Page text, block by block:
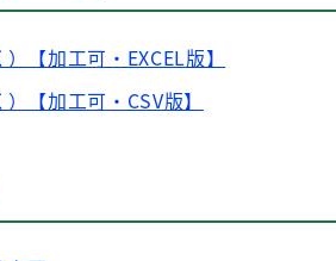
【加工可・EXCEL版】
【加工可・CSV版】